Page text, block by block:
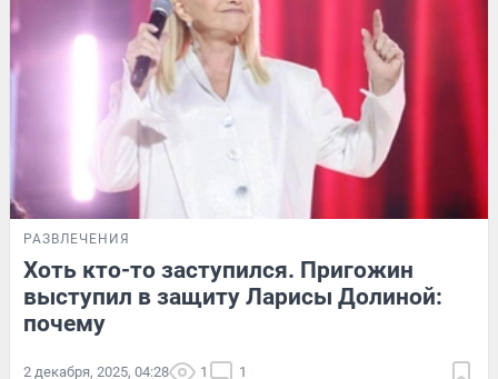
РАЗВЛЕЧЕНИЯ
Хоть кто-то заступился. Пригожин
выступил в защиту Ларисы Долиной:
почему
2 декабря, 2025, 04:28 1 1